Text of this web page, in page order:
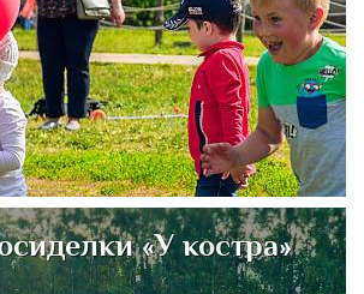
«У костра»